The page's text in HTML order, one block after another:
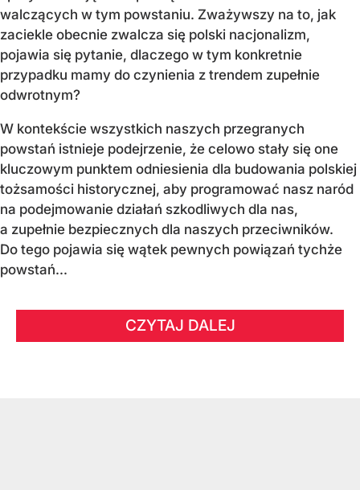
walczących w tym powstaniu. Zważywszy na to, jak
zaciekle obecnie zwalcza się polski nacjonalizm,
pojawia się pytanie, dlaczego w tym konkretnie
przypadku mamy do czynienia z trendem zupełnie
odwrotnym?
W kontekście wszystkich naszych przegranych
powstań istnieje podejrzenie, że celowo stały się one
kluczowym punktem odniesienia dla budowania polskiej
tożsamości historycznej, aby programować nasz naród
na podejmowanie działań szkodliwych dla nas,
a zupełnie bezpiecznych dla naszych przeciwników.
Do tego pojawia się wątek pewnych powiązań tychże
powstań...
CZYTAJ DALEJ